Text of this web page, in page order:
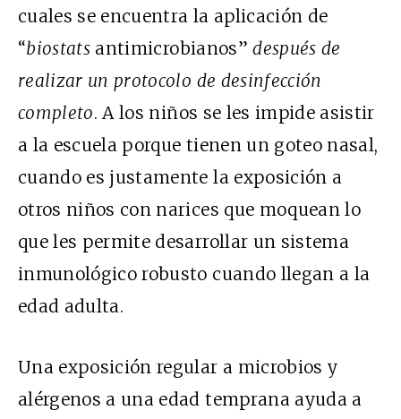
cuales se encuentra la aplicación de
“biostats antimicrobianos”después de
realizar un protocolo de desinfección
completo. A los niños se les impide asistir
a la escuela porque tienen un goteo nasal,
cuando es justamente la exposición a
otros niños con narices que moquean lo
que les permite desarrollar un sistema
inmunológico robusto cuando llegan a la
edad adulta.
Una exposición regular a microbios y
alérgenos a una edad temprana ayuda a